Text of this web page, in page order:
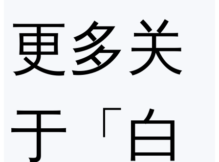
更多关
于「白